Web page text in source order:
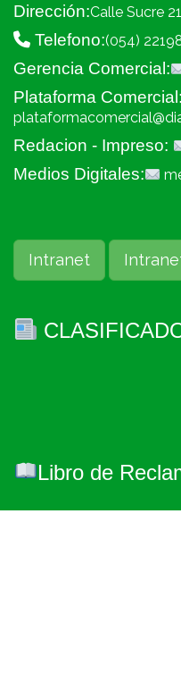
Dirección:Calle Sucre
Telefono:(054)
Gerencia Comercial:
Plataforma Comercial:
Redacion - Impreso:
Medios Digitales:
Intranet
Libro de